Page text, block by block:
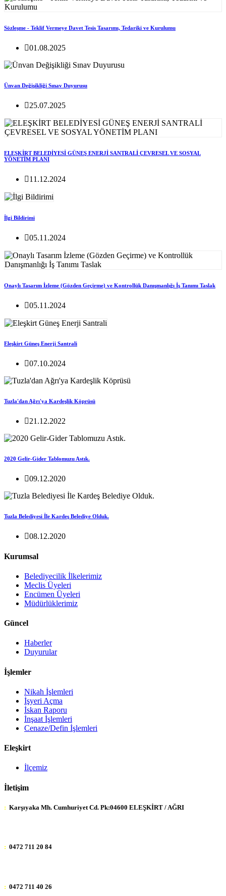
Sözleşme - Teklif Vermeye Davet Tesis Tasarımı, Tedariki ve Kurulumu
01.08.2025
Ünvan Değişikliği Sınav Duyurusu
25.07.2025
ELEŞKİRT BELEDİYESİ GÜNEŞ ENERJİ SANTRALİ ÇEVRESEL VE SOSYAL
YÖNETİM PLANI
11.12.2024
İlgi Bildirimi
05.11.2024
Onaylı Tasarım İzleme (Gözden Geçirme) ve Kontrollük Danışmanlığı İş Tanımı Taslak
05.11.2024
Eleşkirt Güneş Enerji Santrali
07.10.2024
Tuzla'dan Ağrı'ya Kardeşlik Köprüsü
21.12.2022
2020 Gelir-Gider Tablomuzu Astık.
09.12.2020
Tuzla Belediyesi İle Kardeş Belediye Olduk.
08.12.2020
Kurumsal
Belediyecilik İlkelerimiz
Meclis Üyeleri
Encümen Üyeleri
Müdürlüklerimiz
Güncel
Haberler
Duyurular
İşlemler
Nikah İşlemleri
İşyeri Açma
İskan Raporu
İnşaat İşlemleri
Cenaze/Defin İşlemleri
Eleşkirt
İlçemiz
İletişim
: Karşıyaka Mh. Cumhuriyet Cd. Pk:04600 ELEŞKİRT / AĞRI
: 0472 711 20 84
: 0472 711 40 26